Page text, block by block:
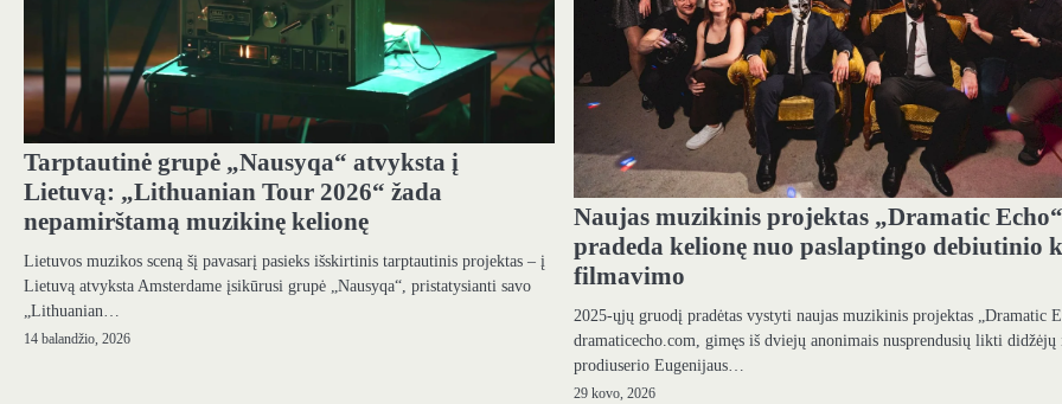
Tarptautinė grupė „Nausyqa“ atvyksta į
Lietuvą: „Lithuanian Tour 2026“ žada
nepamirštamą muzikinę kelionę
Lietuvos muzikos sceną šį pavasarį pasieks išskirtinis tarptautinis projektas – į
Lietuvą atvyksta Amsterdame įsikūrusi grupė „Nausyqa“, pristatysianti savo
„Lithuanian…
14 balandžio, 2026
Naujas muzikinis projektas „Dramatic
pradeda kelionę nuo paslaptingo debiutinio
filmavimo
2025-ųjų gruodį pradėtas vystyti naujas muzikinis projektas „Dramatic
dramaticecho.com, gimęs iš dviejų anonimais nusprendusių likti
prodiuserio Eugenijaus…
29 kovo, 2026